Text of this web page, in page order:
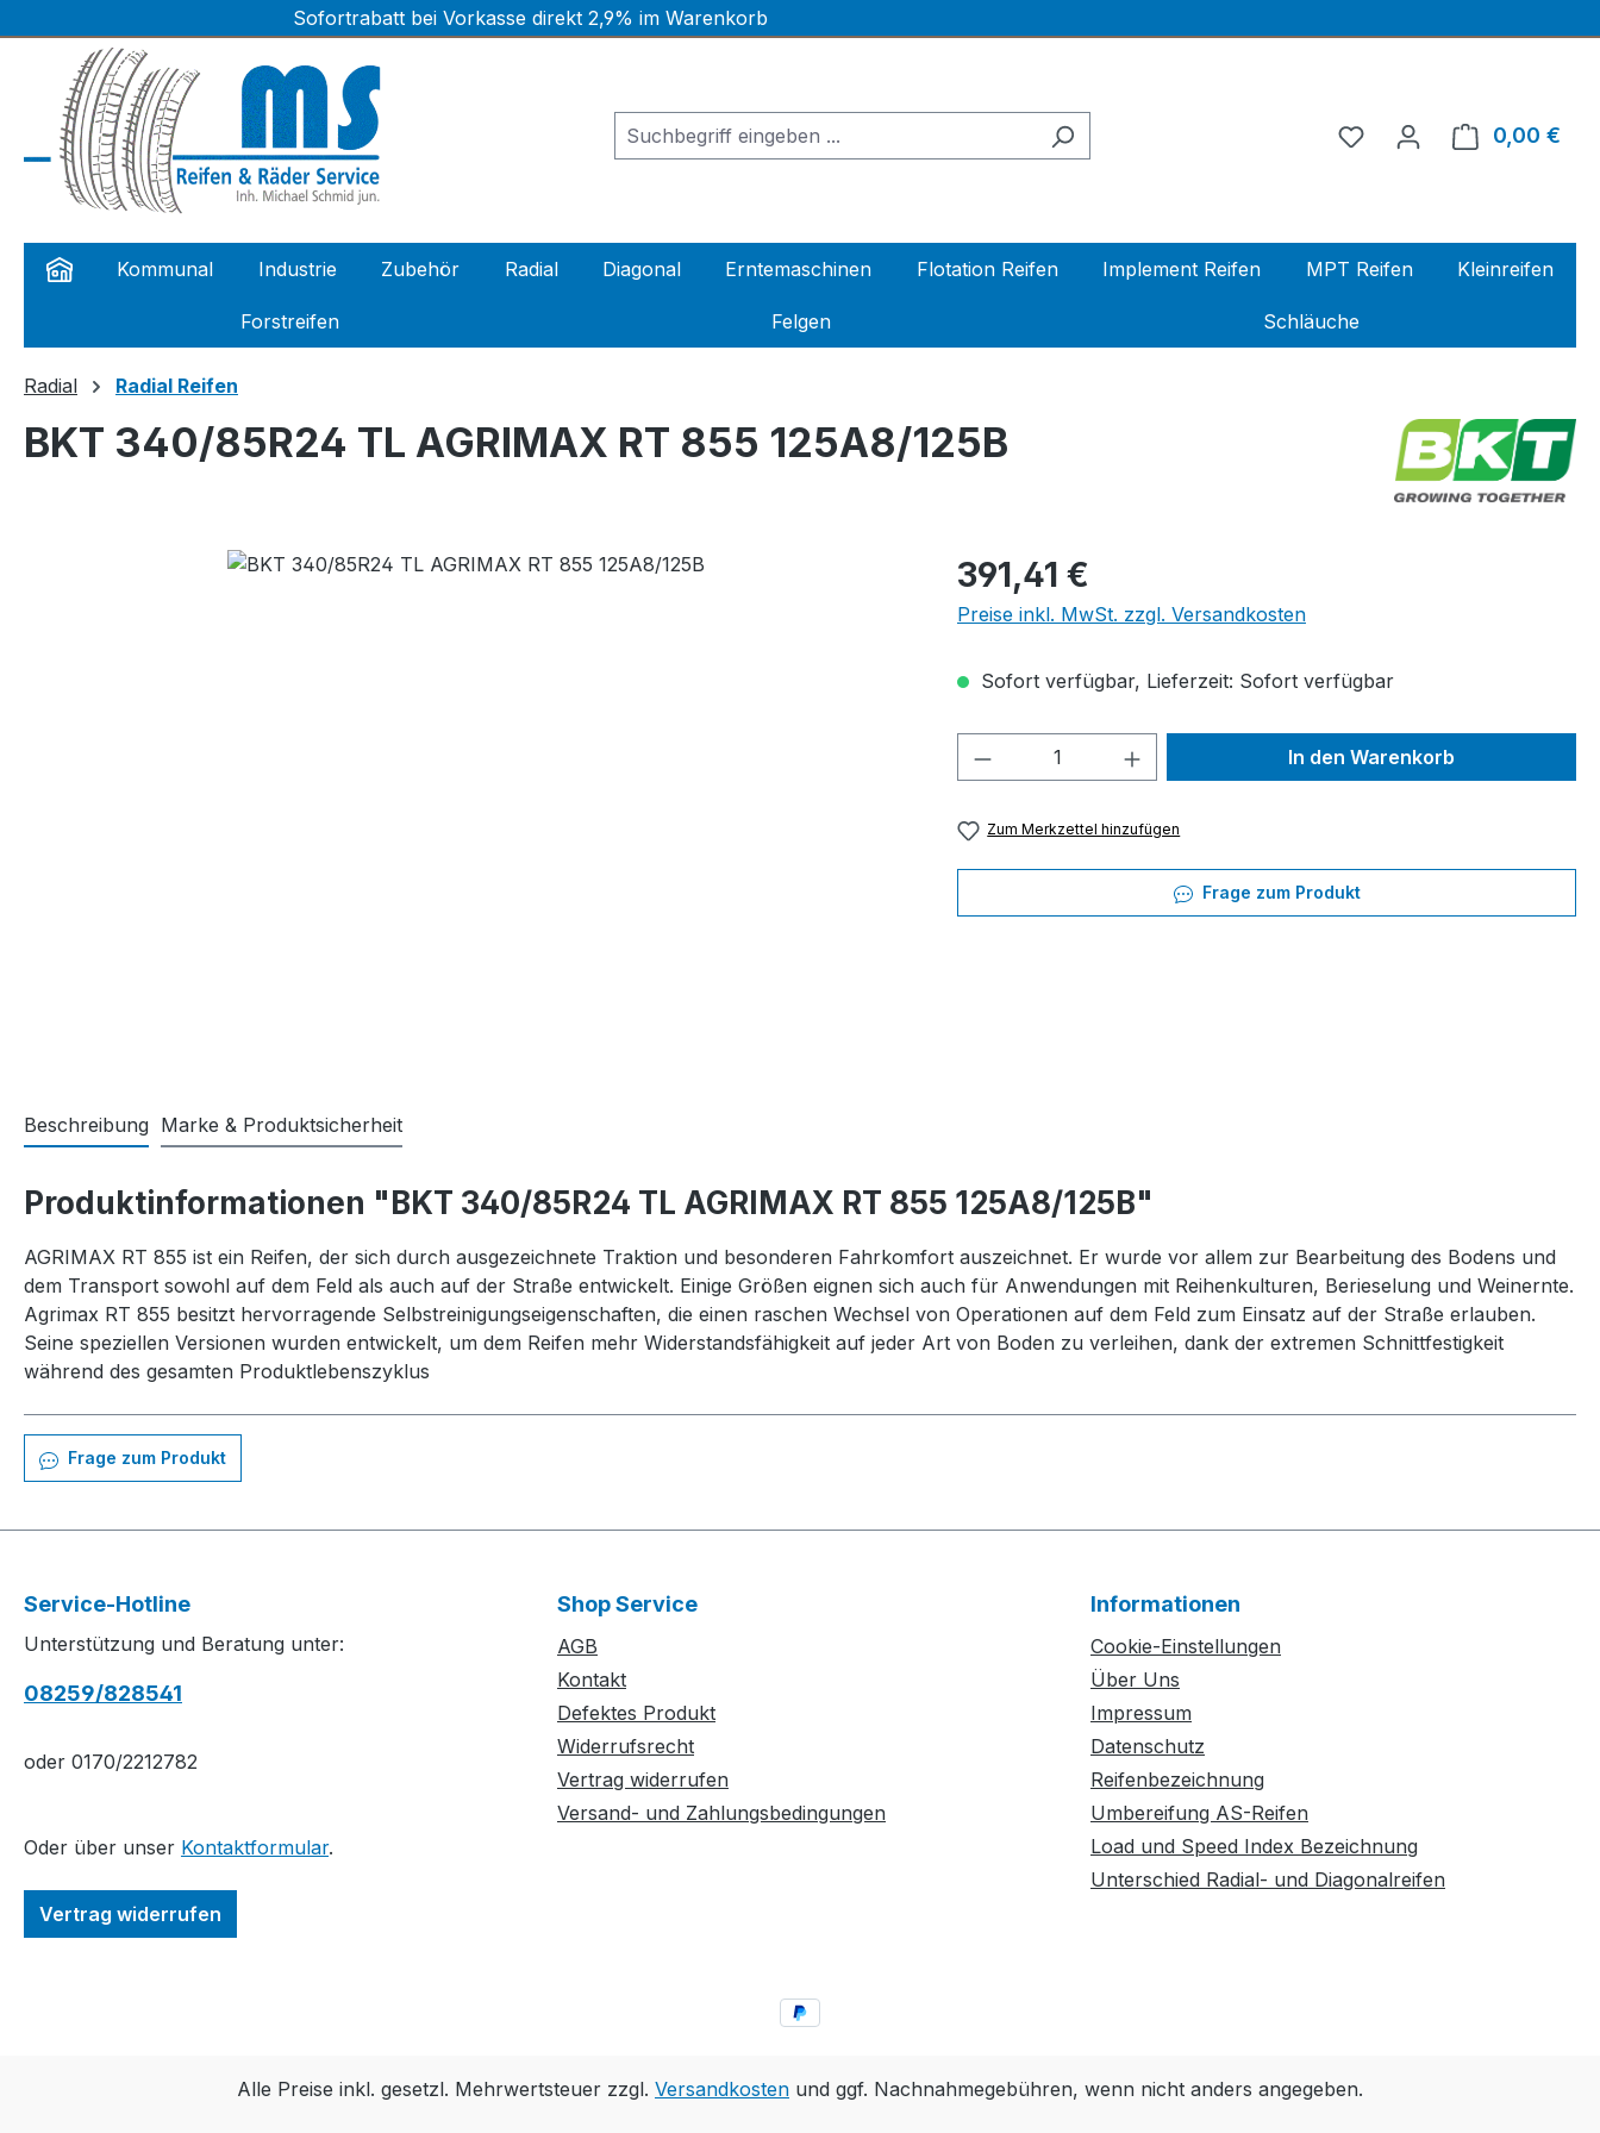
Zur Hauptnavigation springenSofortrabatt bei Vorkasse direkt 2,9% im Warenkorb
0,00 €
Kommunal Industrie Zubehör Radial Diagonal Erntemaschinen Flotation Reifen Implement Reifen MPT Reifen Kleinreifen
Forstreifen Felgen Schläuche
Radial Radial Reifen
BKT 340/85R24 TL AGRIMAX RT 855 125A8/125B
Bildergalerie überspringen Regulärer Preis:
391,41 €
Preise inkl. MwSt. zzgl. Versandkosten
Sofort verfügbar, Lieferzeit: Sofort verfügbar
Produkt Anzahl: Gib den gewünschten Wert
In den Warenkorb
Zum Merkzettel hinzufügen
Frage zum Produkt
Beschreibung Marke & Produktsicherheit
Produktinformationen "BKT 340/85R24 TL AGRIMAX RT 855 125A8/125B"
AGRIMAX RT 855 ist ein Reifen, der sich durch ausgezeichnete Traktion und besonderen Fahrkomfort auszeichnet. Er wurde vor allem zur Bearbeitung des Bodens und
dem Transport sowohl auf dem Feld als auch auf der Straße entwickelt. Einige Größen eignen sich auch für Anwendungen mit Reihenkulturen, Berieselung und Weinernte.
Agrimax RT 855 besitzt hervorragende Selbstreinigungseigenschaften, die einen raschen Wechsel von Operationen auf dem Feld zum Einsatz auf der Straße erlauben.
Seine speziellen Versionen wurden entwickelt, um dem Reifen mehr Widerstandsfähigkeit auf jeder Art von Boden zu verleihen, dank der extremen Schnittfestigkeit
während des gesamten Produktlebenszyklus
Frage zum Produkt
Service-Hotline
Unterstützung und Beratung unter:
08259/828541
oder 0170/2212782
Oder über unser Kontaktformular.
Vertrag widerrufen
Shop Service
AGB
Kontakt
Defektes Produkt
Widerrufsrecht
Vertrag widerrufen
Versand- und Zahlungsbedingungen
Informationen
Cookie-Einstellungen
Über Uns
Impressum
Datenschutz
Reifenbezeichnung
Umbereifung AS-Reifen
Load und Speed Index Bezeichnung
Unterschied Radial- und Diagonalreifen
Alle Preise inkl. gesetzl. Mehrwertsteuer zzgl. Versandkosten und ggf. Nachnahmegebühren, wenn nicht anders angegeben.